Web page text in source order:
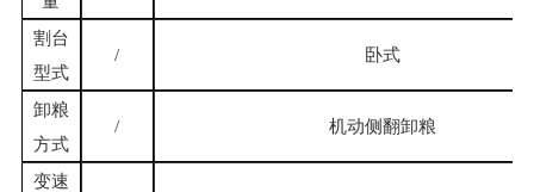
割台
型式
/ 卧式
卸粮
方式
/ 机动侧翻卸粮
变速